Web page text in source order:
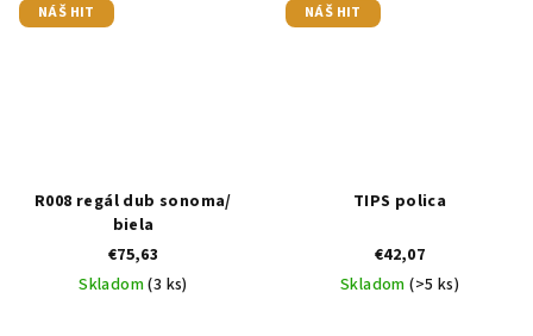
NÁŠ HIT
R008 regál dub sonoma/
biela
€75,63
Skladom(3 ks)
NÁŠ HIT
TIPS polica
€42,07
Skladom(>5 ks)